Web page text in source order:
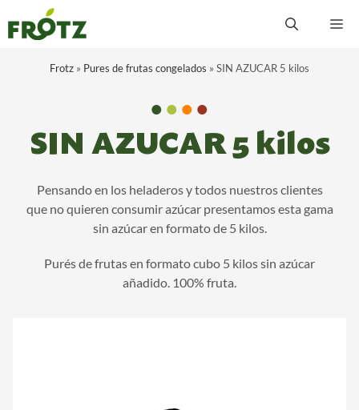
Frotz » Pures de frutas congelados » SIN AZUCAR 5 kilos
••••
SIN AZUCAR 5 kilos
Pensando en los heladeros y todos nuestros clientes
que no quieren consumir azúcar presentamos esta gama
sin azúcar en formato de 5 kilos.
Purés de frutas en formato cubo 5 kilos sin azúcar
añadido. 100% fruta.